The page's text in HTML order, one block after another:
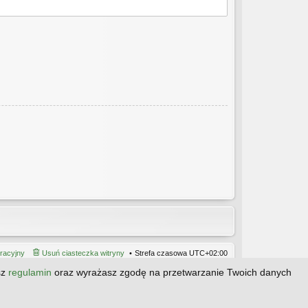
Strefa czasowa UTC+02:00
Usuń ciasteczka witryny
regulamin oraz wyrażasz zgodę na przetwarzanie Twoich danych